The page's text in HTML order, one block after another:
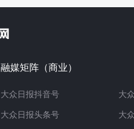
融媒矩阵（商业）
大众日报抖音号
大众日报头条号
大
大